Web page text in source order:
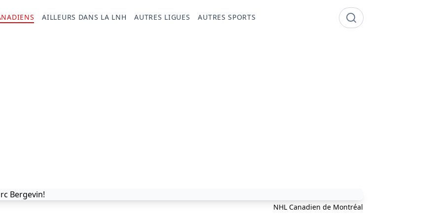
AILLEURS DANS LA LNH AUTRES LIGUES AUTRES SPORTS
NHL Canadien de Montréal